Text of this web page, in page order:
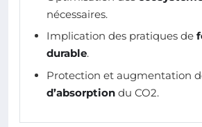
nécessaires.
Implication des pratiques de
durable.
Protection et augmentation
d’absorption du CO2.